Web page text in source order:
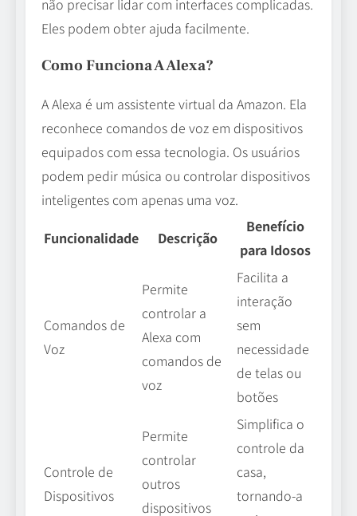
Eles podem obter ajuda facilmente.
Como Funciona A Alexa?
A Alexa é um assistente virtual da Amazon. Ela
reconhece comandos de voz em dispositivos
equipados com essa tecnologia. Os usuários
podem pedir música ou controlar dispositivos
inteligentes com apenas uma voz.
Funcionalidade
Descrição
Benefício
para Idosos
Comandos de
Voz
Permite
controlar a
Alexa com
comandos de
voz
Facilita a
interação
sem
necessidade
de telas ou
botões
Controle de
Dispositivos
Permite
controlar
outros
dispositivos
Simplifica o
controle da
casa,
tornando-a